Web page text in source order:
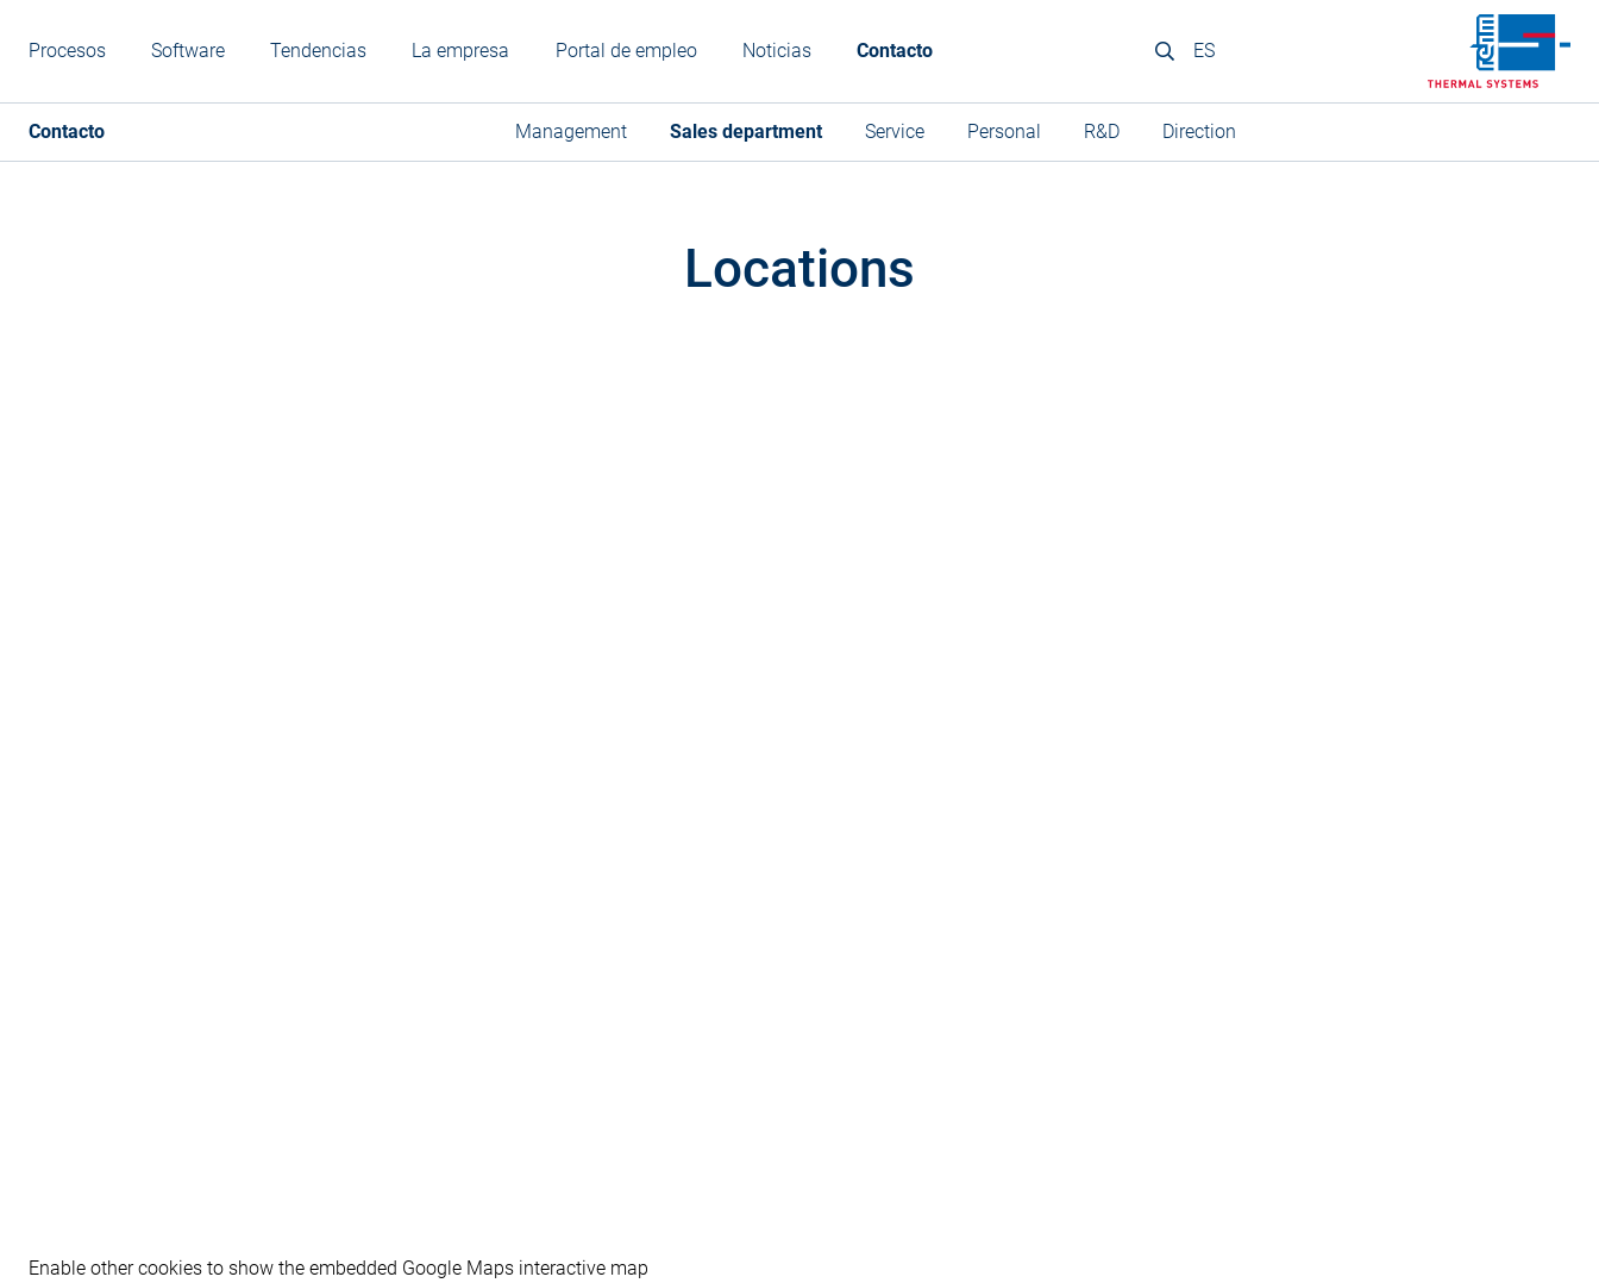
Procesos Software Tendencias La empresa Portal de empleo Noticias Contacto ES
Contacto Management Sales department Service Personal R&D Direction
Locations
Enable other cookies to show the embedded Google Maps interactive map